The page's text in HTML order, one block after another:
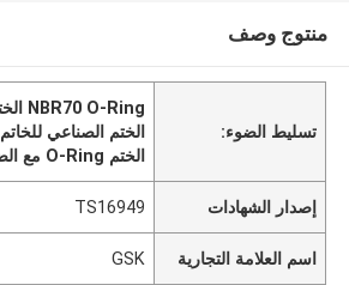
منتوج وصف
تسليط الضوء:
NBR70 O-Ring الختم المقاوم للزيت
الختم الصناعي للخاتم
الختم O-Ring مع الضمان
إصدار الشهادات TS16949
اسم العلامة التجارية GSK